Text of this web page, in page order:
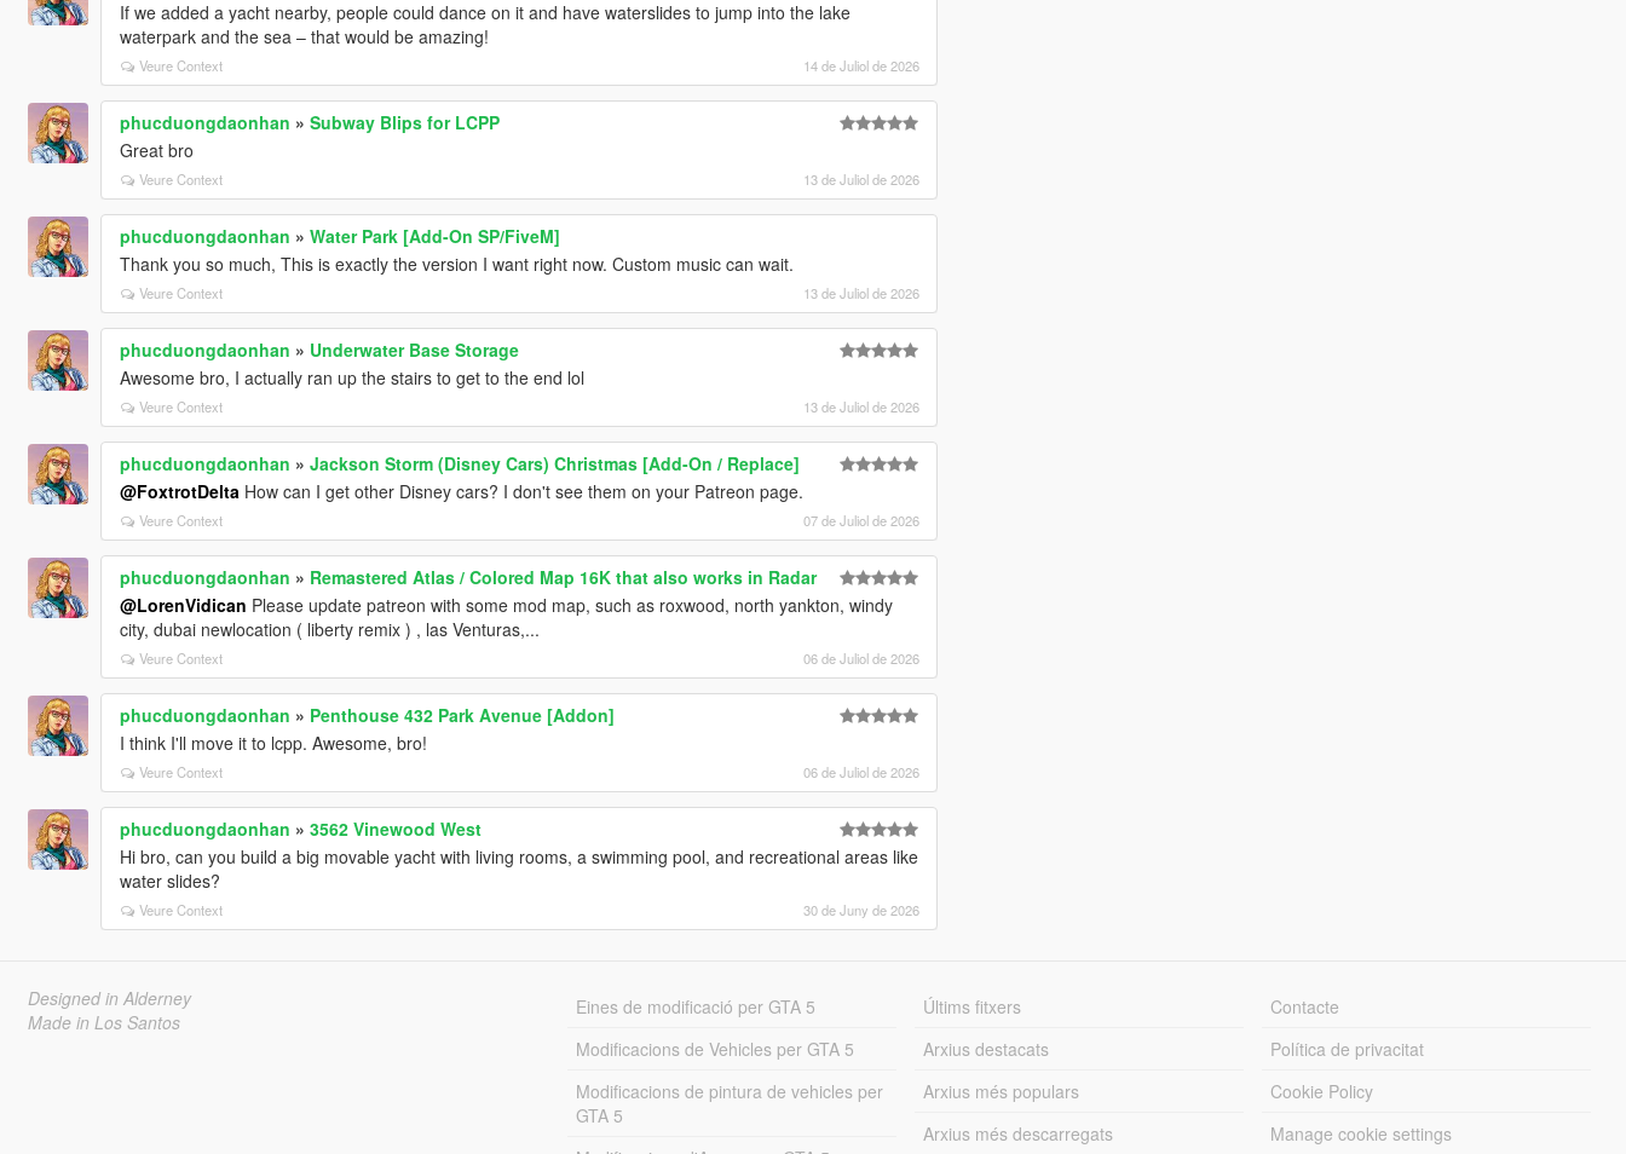
If we added a yacht nearby, people could dance on it and have waterslides to jump into the lake
waterpark and the sea – that would be amazing!
Veure Context 14 de Juliol de 2026
phucduongdaonhan » Subway Blips for LCPP
Great bro
Veure Context 13 de Juliol de 2026
phucduongdaonhan » Water Park [Add-On SP/FiveM]
Thank you so much, This is exactly the version I want right now. Custom music can wait.
Veure Context 13 de Juliol de 2026
phucduongdaonhan » Underwater Base Storage
Awesome bro, I actually ran up the stairs to get to the end lol
Veure Context 13 de Juliol de 2026
phucduongdaonhan » Jackson Storm (Disney Cars) Christmas [Add-On / Replace]
@FoxtrotDelta How can I get other Disney cars? I don't see them on your Patreon page.
Veure Context 07 de Juliol de 2026
phucduongdaonhan » Remastered Atlas / Colored Map 16K that also works in Radar
@LorenVidican Please update patreon with some mod map, such as roxwood, north yankton, windy
city, dubai newlocation ( liberty remix ) , las Venturas,...
Veure Context 06 de Juliol de 2026
phucduongdaonhan » Penthouse 432 Park Avenue [Addon]
I think I'll move it to lcpp. Awesome, bro!
Veure Context 06 de Juliol de 2026
phucduongdaonhan » 3562 Vinewood West
Hi bro, can you build a big movable yacht with living rooms, a swimming pool, and recreational areas like
water slides?
Veure Context 30 de Juny de 2026
Designed in Alderney
Made in Los Santos
Eines de modificació per GTA 5
Modificacions de Vehicles per GTA 5
Modificacions de pintura de vehicles per
GTA 5
Últims fitxers
Arxius destacats
Arxius més populars
Arxius més descarregats
Contacte
Política de privacitat
Cookie Policy
Manage cookie settings